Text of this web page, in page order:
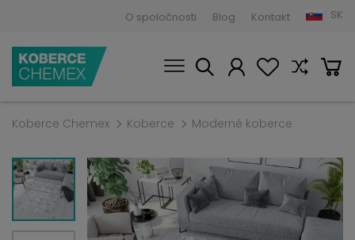
O spoločnosti Blog Kontakt SK
Koberce Chemex Koberce Moderné koberce